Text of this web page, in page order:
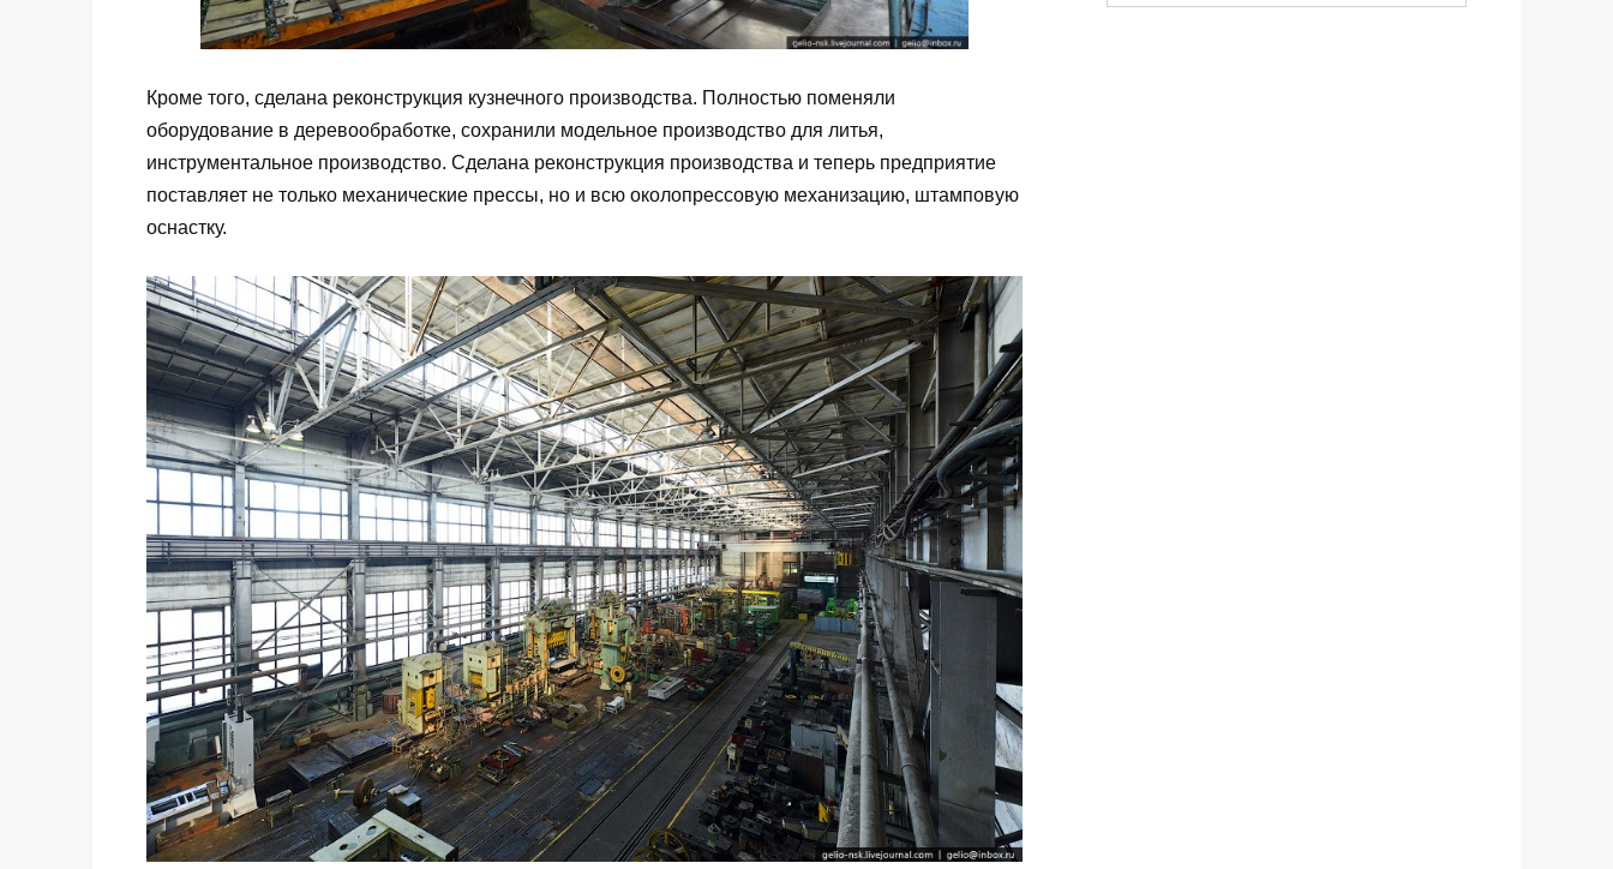
Кроме того, сделана реконструкция кузнечного производства. Полностью поменяли
оборудование в деревообработке, сохранили модельное производство для литья,
инструментальное производство. Сделана реконструкция производства и теперь предприятие
поставляет не только механические прессы, но и всю околопрессовую механизацию, штамповую
оснастку.